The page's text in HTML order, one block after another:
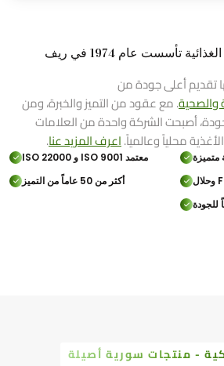
شركة الأحلام للمنتجات الغذائية تأسست عام 1974 في ريف
تقديم أعلى جودة من
والصحية. مع عقود من التميز والخبرة، ومن
أصبحت الشركة واحدة من العلامات
محلياً وعالمياً.اعرف المزيد عنا.
متميزة
معتمد ISO 9001 و ISO 22000
أكثر من 50 عاماً من التميز
للجودة
- منتجات سورية أصيلة